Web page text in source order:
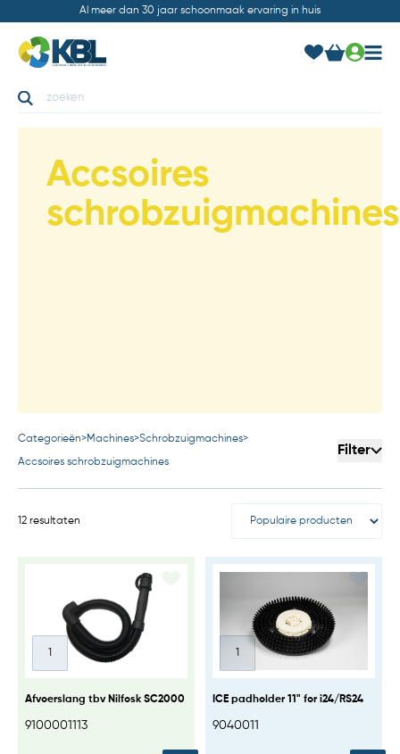
Al meer dan 30 jaar schoonmaak ervaring in huis
Accsoires
schrobzuigmachines
Categorieën>Machines>Schrobzuigmachines>
Accsoires schrobzuigmachines
Filter
12 resultaten
Afvoerslang tbv Nilfosk SC2000
9100001113
ICE padholder 11" for i24/RS24
9040011